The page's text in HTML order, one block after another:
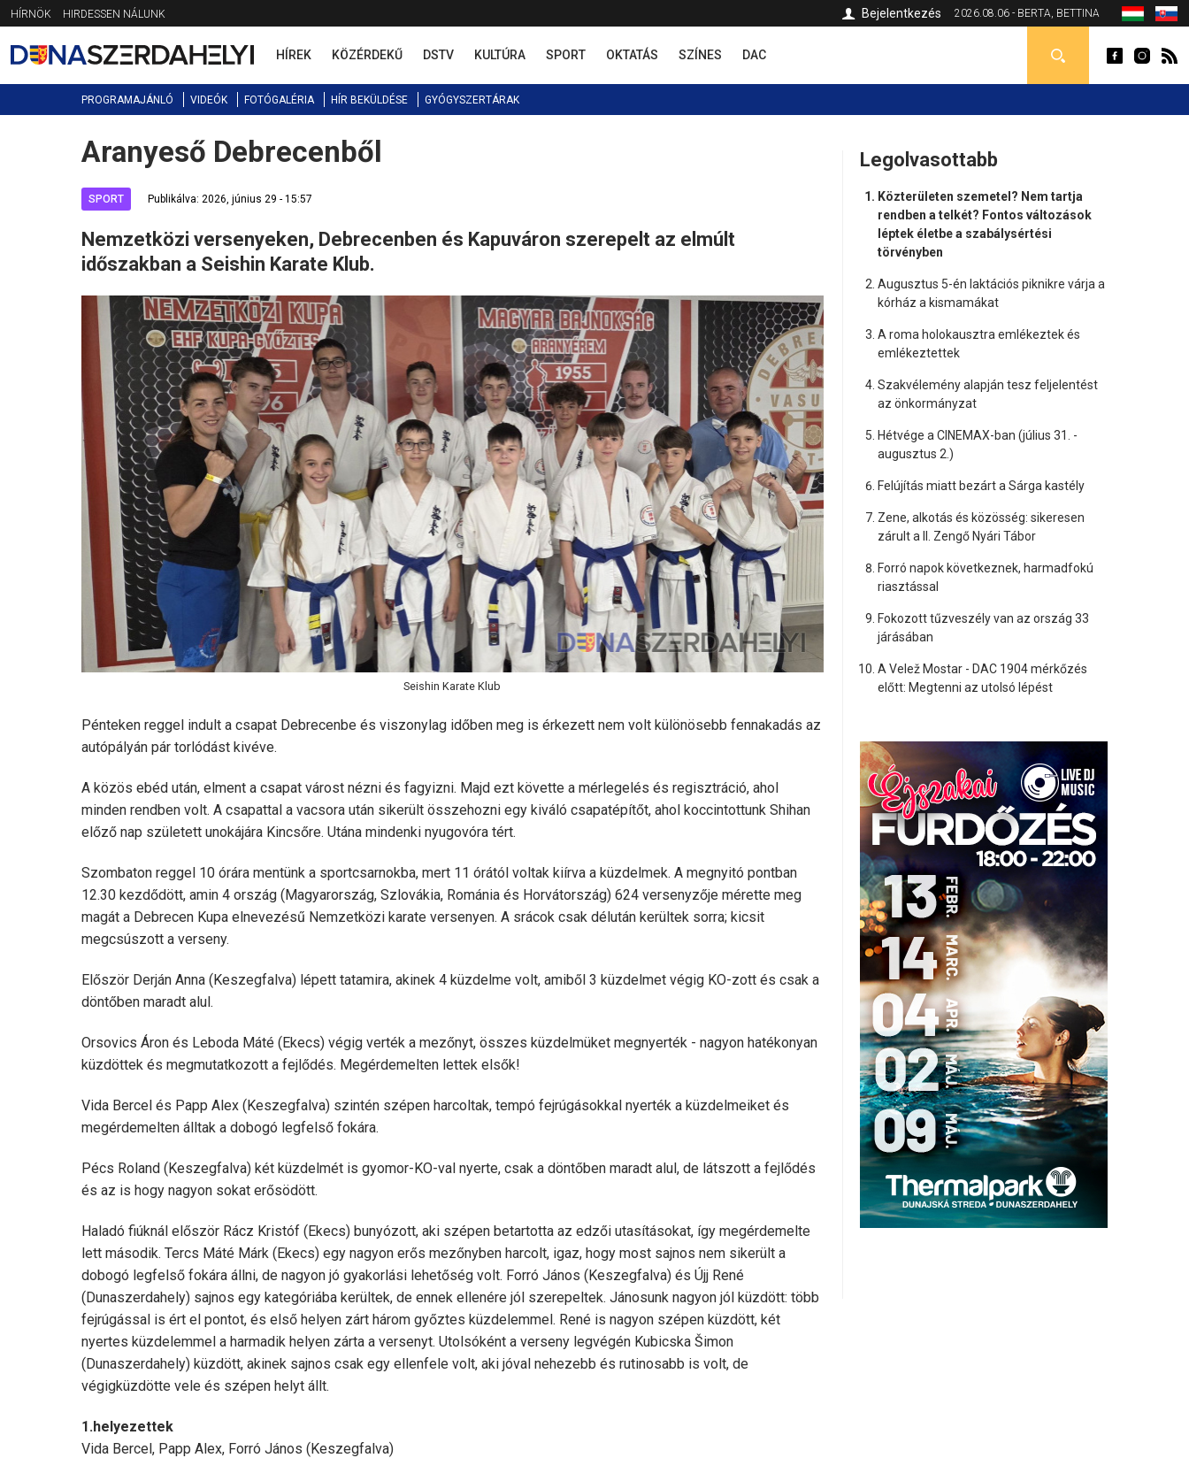
Jump
to
navigation
HÍRNÖK HIRDESSEN NÁLUNK 2026.08.06 - BERTA, BETTINA
Bejelentkezés
HÍREK KÖZÉRDEKŰ DSTV KULTÚRA SPORT OKTATÁS SZÍNES DAC
PROGRAMAJÁNLÓ VIDEÓK FOTÓGALÉRIA HÍR BEKÜLDÉSE GYÓGYSZERTÁRAK
Back
to
Aranyeső Debrecenből
SPORT Publikálva: 2026, június 29 - 15:57
Nemzetközi versenyeken, Debrecenben és Kapuváron szerepelt az elmúlt
időszakban a Seishin Karate Klub.
Seishin Karate Klub
Pénteken reggel indult a csapat Debrecenbe és viszonylag időben meg is érkezett nem volt különösebb fennakadás az
autópályán pár torlódást kivéve.
A közös ebéd után, elment a csapat várost nézni és fagyizni. Majd ezt követte a mérlegelés és regisztráció, ahol
minden rendben volt. A csapattal a vacsora után sikerült összehozni egy kiváló csapatépítőt, ahol koccintottunk Shihan
előző nap született unokájára Kincsőre. Utána mindenki nyugovóra tért.
Szombaton reggel 10 órára mentünk a sportcsarnokba, mert 11 órától voltak kiírva a küzdelmek. A megnyitó pontban
12.30 kezdődött, amin 4 ország (Magyarország, Szlovákia, Románia és Horvátország) 624 versenyzője mérette meg
magát a Debrecen Kupa elnevezésű Nemzetközi karate versenyen. A srácok csak délután kerültek sorra; kicsit
megcsúszott a verseny.
Először Derján Anna (Keszegfalva) lépett tatamira, akinek 4 küzdelme volt, amiből 3 küzdelmet végig KO-zott és csak a
döntőben maradt alul.
Orsovics Áron és Leboda Máté (Ekecs) végig verték a mezőnyt, összes küzdelmüket megnyerték - nagyon hatékonyan
küzdöttek és megmutatkozott a fejlődés. Megérdemelten lettek elsők!
Vida Bercel és Papp Alex (Keszegfalva) szintén szépen harcoltak, tempó fejrúgásokkal nyerték a küzdelmeiket és
megérdemelten álltak a dobogó legfelső fokára.
Pécs Roland (Keszegfalva) két küzdelmét is gyomor-KO-val nyerte, csak a döntőben maradt alul, de látszott a fejlődés
és az is hogy nagyon sokat erősödött.
Haladó fiúknál először Rácz Kristóf (Ekecs) bunyózott, aki szépen betartotta az edzői utasításokat, így megérdemelte
lett második. Tercs Máté Márk (Ekecs) egy nagyon erős mezőnyben harcolt, igaz, hogy most sajnos nem sikerült a
dobogó legfelső fokára állni, de nagyon jó gyakorlási lehetőség volt. Forró János (Keszegfalva) és Újj René
(Dunaszerdahely) sajnos egy kategóriába kerültek, de ennek ellenére jól szerepeltek. Jánosunk nagyon jól küzdött: több
fejrúgással is ért el pontot, és első helyen zárt három győztes küzdelemmel. René is nagyon szépen küzdött, két
nyertes küzdelemmel a harmadik helyen zárta a versenyt. Utolsóként a verseny legvégén Kubicska Šimon
(Dunaszerdahely) küzdött, akinek sajnos csak egy ellenfele volt, aki jóval nehezebb és rutinosabb is volt, de
végigküzdötte vele és szépen helyt állt.
1.helyezettek
Vida Bercel, Papp Alex, Forró János (Keszegfalva)
Legolvasottabb
Közterületen szemetel? Nem tartja
rendben a telkét? Fontos változások
léptek életbe a szabálysértési
törvényben
Augusztus 5-én laktációs piknikre várja a
kórház a kismamákat
A roma holokausztra emlékeztek és
emlékeztettek
Szakvélemény alapján tesz feljelentést
az önkormányzat
Hétvége a CINEMAX-ban (július 31. -
augusztus 2.)
Felújítás miatt bezárt a Sárga kastély
Zene, alkotás és közösség: sikeresen
zárult a II. Zengő Nyári Tábor
Forró napok következnek, harmadfokú
riasztással
Fokozott tűzveszély van az ország 33
járásában
A Velež Mostar - DAC 1904 mérkőzés
előtt: Megtenni az utolsó lépést